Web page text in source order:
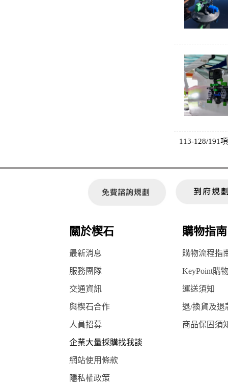
113-128/191
關於楔石 購物指南
最新消息 購物流程指
服務團隊 KeyPoint購
交通資訊 運送須知
與楔石合作 退/換貨及退
人員招募 商品保固須
企業大量採購找我談
網站使用條款
隱私權政策